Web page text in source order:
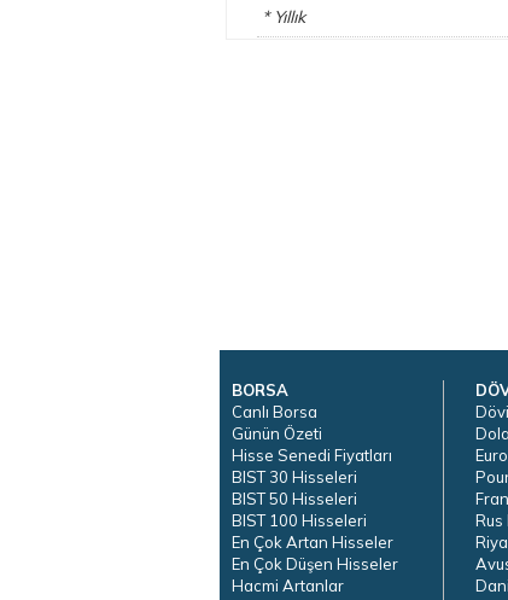
* Yıllık
BORSA
Canlı Borsa
Günün Özeti
Hisse Senedi Fiyatları
BIST 30 Hisseleri
BIST 50 Hisseleri
BIST 100 Hisseleri
En Çok Artan Hisseler
En Çok Düşen Hisseler
Hacmi Artanlar
Rus